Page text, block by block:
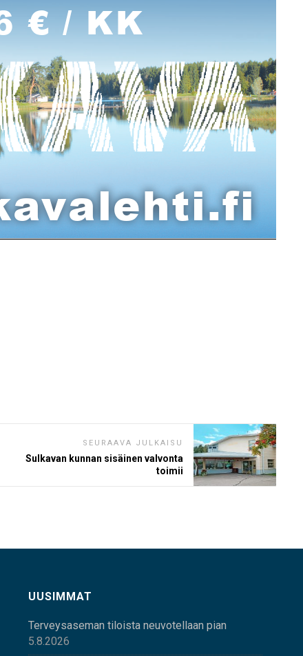
SEURAAVA JULKAISU
Sulkavan kunnan sisäinen valvonta
toimii
UUSIMMAT
Terveysaseman tiloista neuvotellaan pian
5.8.2026